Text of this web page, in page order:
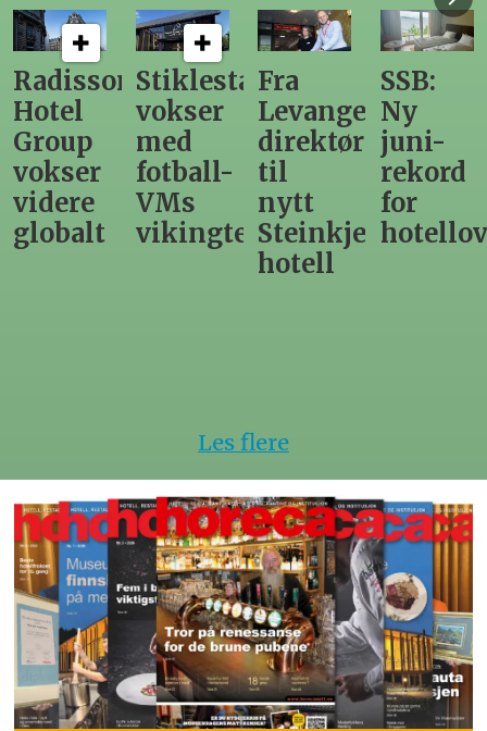
Stiklestad
vokser
med
fotball-
VMs
vikingtematikk
Fra
Levanger-
direktør
til
nytt
Steinkjer-
SSB:
Ny
juni-
rekord
for
Elendig
gir
utslag
for
Les flere